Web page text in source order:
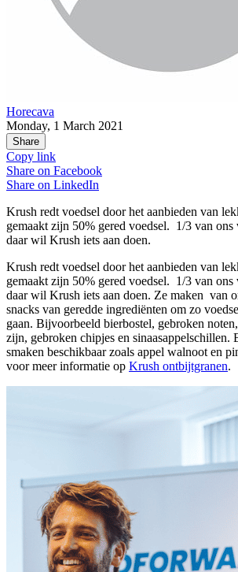
Horecava
Monday, 1 March 2021
Share
Copy link
Share on Facebook
Share on LinkedIn
Krush redt voedsel door het aanbieden van
gemaakt zijn 50% gered voedsel. 1/3 van ons
daar wil Krush iets aan doen.
Krush redt voedsel door het aanbieden van
gemaakt zijn 50% gered voedsel. 1/3 van ons
daar wil Krush iets aan doen. Ze maken van
snacks van geredde ingrediënten om zo
gaan. Bijvoorbeeld bierbostel, gebroken
zijn, gebroken chipjes en sinaasappelschillen.
smaken beschikbaar zoals appel walnoot en
voor meer informatie op Krush ontbijtgranen.